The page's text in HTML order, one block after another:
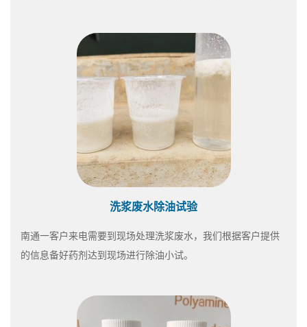
洗浆废水除油试验
南通一客户来电需要到现场处理洗浆废水，我们根据客户提供
的信息备好药剂达到现场进行除油小试。